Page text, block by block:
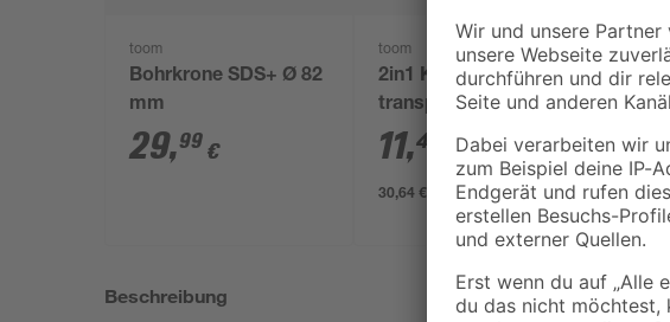
toom
Bohrkrone SDS+ Ø 82
mm
29,99 €
toom
2in1 Klarlack
transparent
seidenmatt 375 ml
11,49 €
30,64 € / Liter
toom
1,2
7,
Beschreibung